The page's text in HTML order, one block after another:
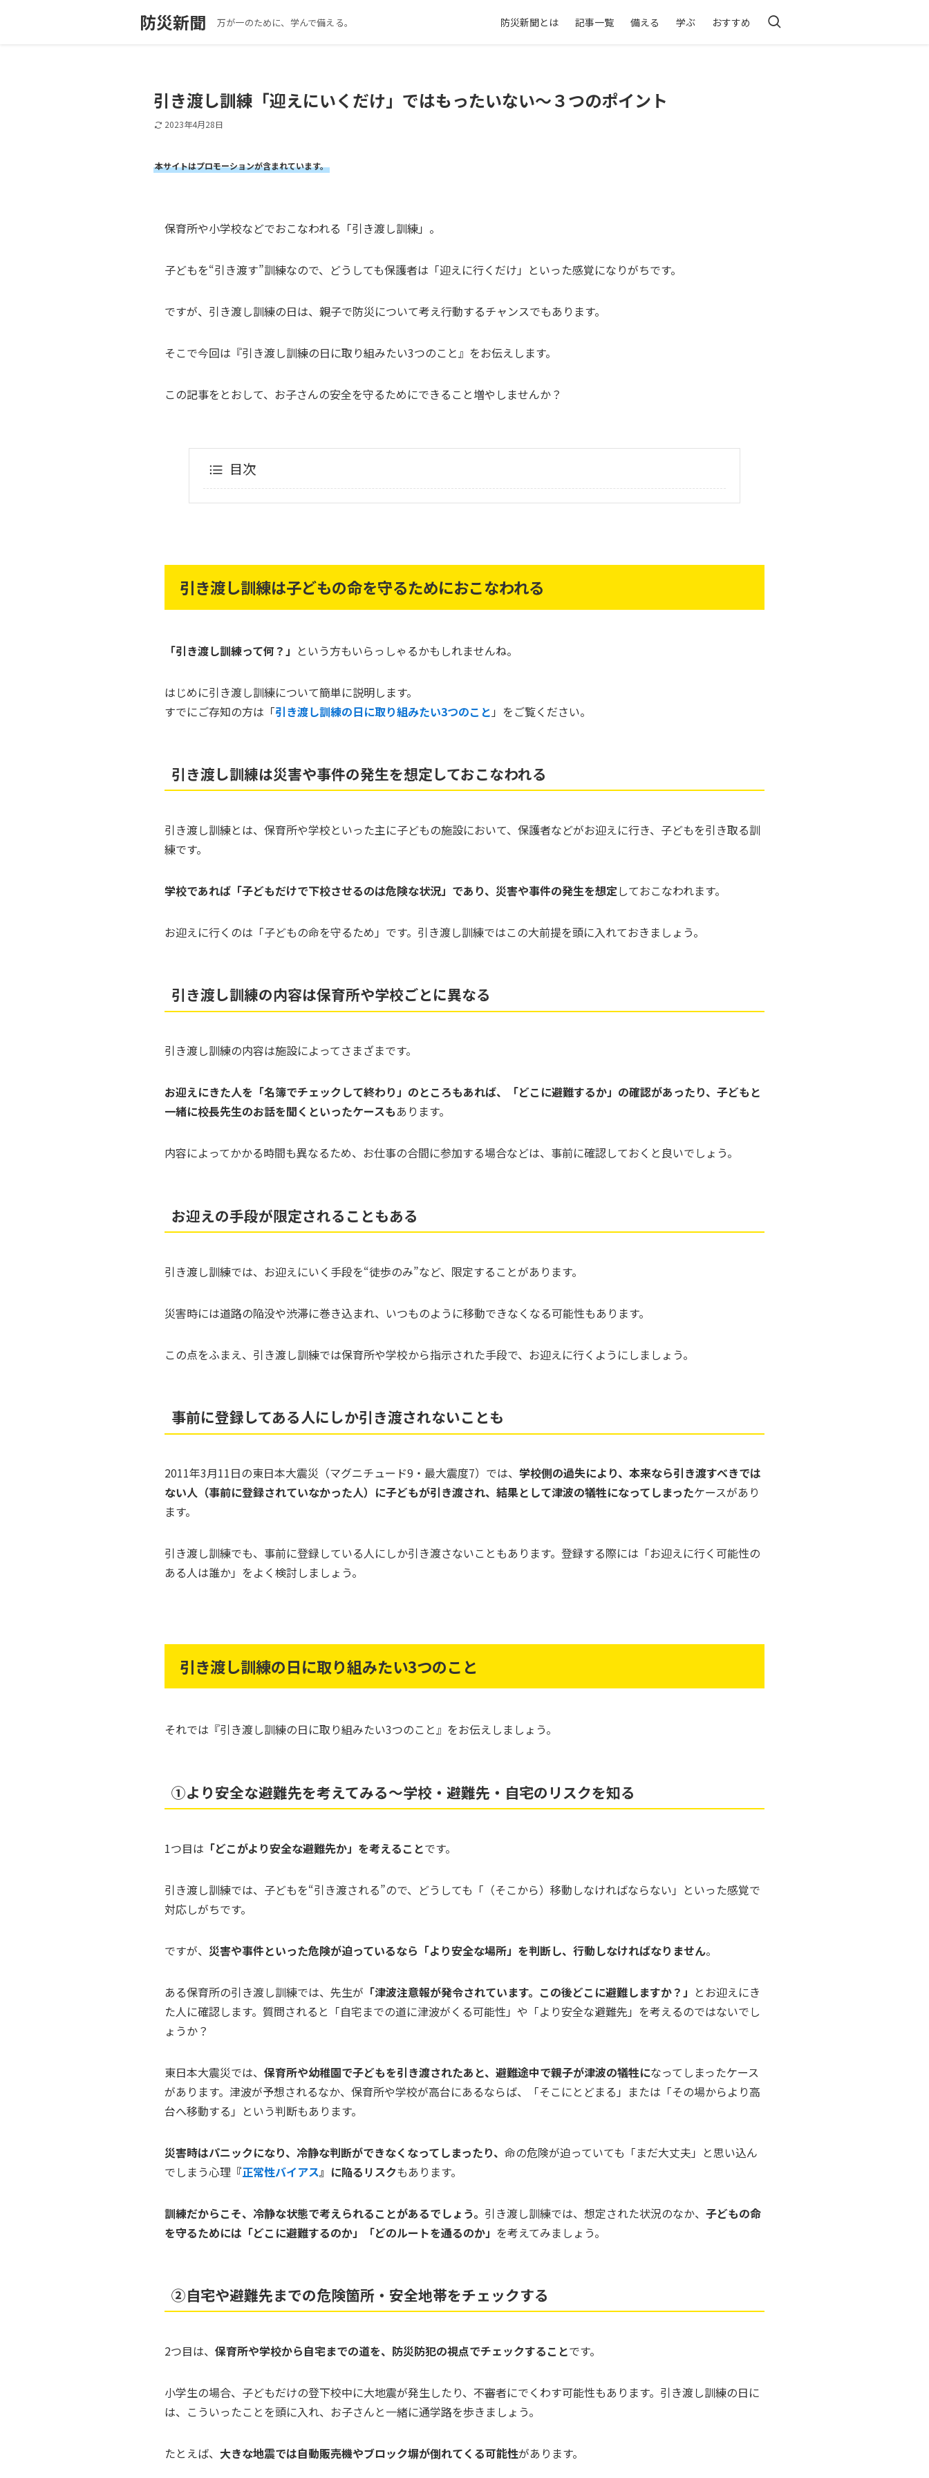
防災新聞 万が一のために、学んで備える。 防災新聞とは 記事一覧 備える 学ぶ おすすめ
引き渡し訓練「迎えにいくだけ」ではもったいない～３つのポイント
2023年4月28日
本サイトはプロモーションが含まれています。
保育所や小学校などでおこなわれる「引き渡し訓練」。
子どもを“引き渡す”訓練なので、どうしても保護者は「迎えに行くだけ」といった感覚になりがちです。
ですが、引き渡し訓練の日は、親子で防災について考え行動するチャンスでもあります。
そこで今回は『引き渡し訓練の日に取り組みたい3つのこと』をお伝えします。
この記事をとおして、お子さんの安全を守るためにできること増やしませんか？
目次
引き渡し訓練は子どもの命を守るためにおこなわれる
「引き渡し訓練って何？」 という方もいらっしゃるかもしれませんね。
はじめに引き渡し訓練について簡単に説明します。
すでにご存知の方は「引き渡し訓練の日に取り組みたい3つのこと 」をご覧ください。
引き渡し訓練は災害や事件の発生を想定しておこなわれる
引き渡し訓練とは、保育所や学校といった主に子どもの施設において、保護者などがお迎えに行き、子どもを引き取る訓
練です。
学校であれば「子どもだけで下校させるのは危険な状況」であり、災害や事件の発生を想定しておこなわれます。
お迎えに行くのは「子どもの命を守るため」です。引き渡し訓練ではこの大前提を頭に入れておきましょう。
引き渡し訓練の内容は保育所や学校ごとに異なる
引き渡し訓練の内容は施設によってさまざまです。
お迎えにきた人を「名簿でチェックして終わり」のところもあれば、「どこに避難するか」の確認があったり、子どもと
一緒に校長先生のお話を聞くといったケースもあります。
内容によってかかる時間も異なるため、お仕事の合間に参加する場合などは、事前に確認しておくと良いでしょう。
お迎えの手段が限定されることもある
引き渡し訓練では、お迎えにいく手段を“徒歩のみ”など、限定することがあります。
災害時には道路の陥没や渋滞に巻き込まれ、いつものように移動できなくなる可能性もあります。
この点をふまえ、引き渡し訓練では保育所や学校から指示された手段で、お迎えに行くようにしましょう。
事前に登録してある人にしか引き渡されないことも
2011年3月11日の東日本大震災（マグニチュード9・最大震度7）では、 学校側の過失により、本来なら引き渡すべきでは
ない人（事前に登録されていなかった人）に子どもが引き渡され、結果として津波の犠牲になってしまったケースがあり
ます。
引き渡し訓練でも、事前に登録している人にしか引き渡さないこともあります。登録する際には「お迎えに行く可能性の
ある人は誰か」をよく検討しましょう。
引き渡し訓練の日に取り組みたい3つのこと
それでは『引き渡し訓練の日に取り組みたい3つのこと』をお伝えしましょう。
➀より安全な避難先を考えてみる～学校・避難先・自宅のリスクを知る
1つ目は 「どこがより安全な避難先か」を考えることです。
引き渡し訓練では、子どもを“引き渡される”ので、どうしても「（そこから）移動しなければならない」といった感覚で
対応しがちです。
ですが、 災害や事件といった危険が迫っているなら「より安全な場所」を判断し、行動しなければなりません。
ある保育所の引き渡し訓練では、先生が 「津波注意報が発令されています。この後どこに避難しますか？」 とお迎えにき
た人に確認します。質問されると「自宅までの道に津波がくる可能性」や「より安全な避難先」を考えるのではないでし
ょうか？
東日本大震災では、 保育所や幼稚園で子どもを引き渡されたあと、避難途中で親子が津波の犠牲になってしまったケース
があります。津波が予想されるなか、保育所や学校が高台にあるならば、「そこにとどまる」または「その場からより高
台へ移動する」という判断もあります。
災害時はパニックになり、冷静な判断ができなくなってしまったり、 命の危険が迫っていても「まだ大丈夫」と思い込ん
でしまう心理 『正常性バイアス』に陥るリスクもあります。
訓練だからこそ、冷静な状態で考えられることがあるでしょう。 引き渡し訓練では、想定された状況のなか、 子どもの命
を守るためには「どこに避難するのか」「どのルートを通るのか」 を考えてみましょう。
➁自宅や避難先までの危険箇所・安全地帯をチェックする
2つ目は、 保育所や学校から自宅までの道を、防災防犯の視点でチェックすることです。
小学生の場合、子どもだけの登下校中に大地震が発生したり、不審者にでくわす可能性もあります。引き渡し訓練の日に
は、こういったことを頭に入れ、お子さんと一緒に通学路を歩きましょう。
たとえば、 大きな地震では自動販売機やブロック塀が倒れてくる可能性があります。